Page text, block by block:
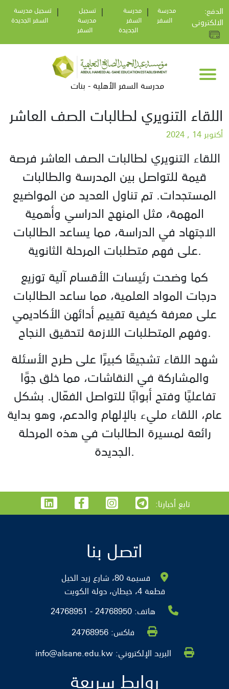
مدرسة السفر الأهلية - بنات
تسجيل مدرسة
السفر الجديدة
| تسجيل
مدرسة
السفر
| مدرسة
السفر
الجديدة
| مدرسة
السفر
:الدفع
الالكترونى
اللقاء التنويري لطالبات الصف العاشر
أكتوبر 14 , 2024
اللقاء التنويري لطالبات الصف العاشر فرصة
قيمة للتواصل بين المدرسة والطالبات
المستجدات. تم تناول العديد من المواضيع
المهمة، مثل المنهج الدراسي وأهمية
الاجتهاد في الدراسة، مما يساعد الطالبات
على فهم متطلبات المرحلة الثانوية.
كما وضحت رئيسات الأقسام آلية توزيع
درجات المواد العلمية، مما ساعد الطالبات
على معرفة كيفية تقييم أدائهن الأكاديمي
وفهم المتطلبات اللازمة لتحقيق النجاح.
شهد اللقاء تشجيعًا كبيرًا على طرح الأسئلة
والمشاركة في النقاشات، مما خلق جوًا
تفاعليًا وفتح أبوابًا للتواصل الفعّال. بشكل
عام، اللقاء مليء بالإلهام والدعم، وهو بداية
رائعة لمسيرة الطالبات في هذه المرحلة
الجديدة.
:تابع أخبارنا
اتصل بنا
قسيمة 80، شارع زيد الخيل
قطعة 4، خيطان، دولة الكويت
هاتف: 24768950 - 24768951
فاكس: 24768956
البريد الإلكتروني:info@alsane.edu.kw
روابط سريعة